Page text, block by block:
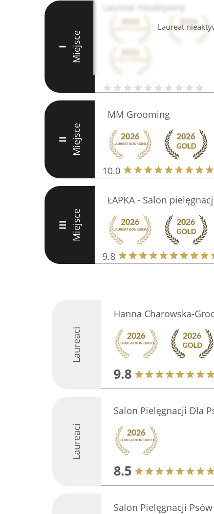
Laureat
I Miejsce
Laureat nieaktywny
II Miejsce
MM Grooming
10.0
III Miejsce
ŁAPKA - Salon
9.8
Laureaci
Hanna Charowska-
9.8
Laureaci
Salon Pielęgnacji Dla
8.5
Salon Pielęgnacji